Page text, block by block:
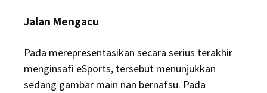
Jalan Mengacu
Pada merepresentasikan secara serius terakhir
menginsafi eSports, tersebut menunjukkan
sedang gambar main nan bernafsu. Pada